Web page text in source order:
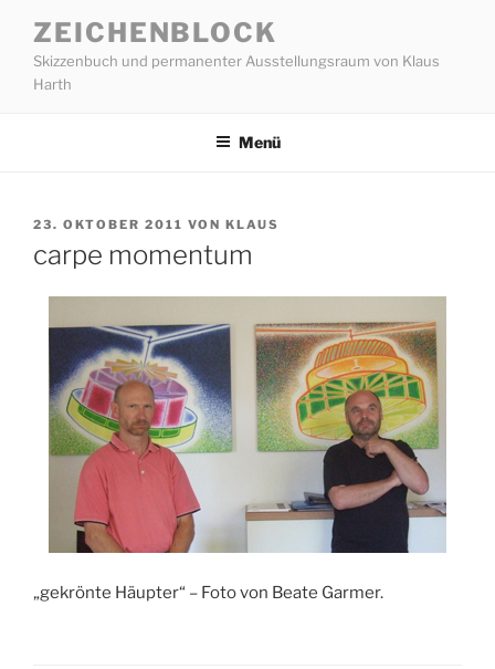
Inhalt
springen
ZEICHENBLOCK
Skizzenbuch und permanenter Ausstellungsraum von Klaus
Harth
Menü
VERÖFFENTLICHT
23. OKTOBER 2011 VON KLAUS
carpe momentum
„gekrönte Häupter“ – Foto von Beate Garmer.